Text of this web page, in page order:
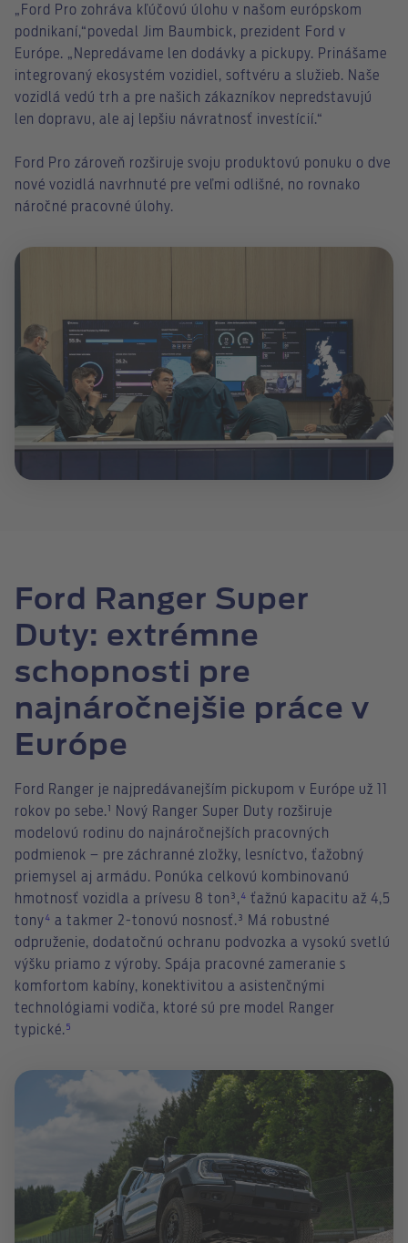
„Ford Pro zohráva kľúčovú úlohu v našom európskom
podnikaní,“povedal Jim Baumbick, prezident Ford v
Európe. „Nepredávame len dodávky a pickupy. Prinášame
integrovaný ekosystém vozidiel, softvéru a služieb. Naše
vozidlá vedú trh a pre našich zákazníkov nepredstavujú
len dopravu, ale aj lepšiu návratnosť investícií.“
Ford Pro zároveň rozširuje svoju produktovú ponuku o dve
nové vozidlá navrhnuté pre veľmi odlišné, no rovnako
náročné pracovné úlohy.
Ford Ranger Super
Duty: extrémne
schopnosti pre
najnáročnejšie práce v
Európe
Ford Ranger je najpredávanejším pickupom v Európe už 11
rokov po sebe.¹ Nový Ranger Super Duty rozširuje
modelovú rodinu do najnáročnejších pracovných
podmienok – pre záchranné zložky, lesníctvo, ťažobný
priemysel aj armádu. Ponúka celkovú kombinovanú
hmotnosť vozidla a prívesu 8 ton³,⁴ ťažnú kapacitu až 4,5
tony⁴ a takmer 2-tonovú nosnosť.³ Má robustné
odpruženie, dodatočnú ochranu podvozka a vysokú svetlú
výšku priamo z výroby. Spája pracovné zameranie s
komfortom kabíny, konektivitou a asistenčnými
technológiami vodiča, ktoré sú pre model Ranger
typické.⁵